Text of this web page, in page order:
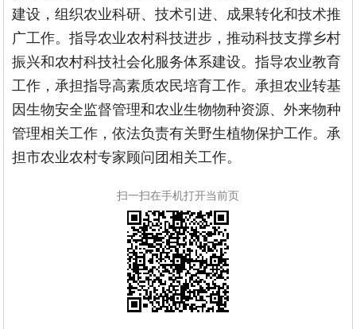
建设，组织农业科研、技术引进、成果转化和技术推
广工作。指导农业农村科技进步，推动科技支撑乡村
振兴和农村科技社会化服务体系建设。指导农业教育
工作，承担指导高素质农民培育工作。承担农业转基
因生物安全监督管理和农业生物物种资源、外来物种
管理相关工作，依法负责有关野生植物保护工作。承
担市农业农村专家顾问团相关工作。
扫一扫在手机打开当前页